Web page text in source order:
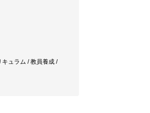
ュラム / 教員養成 /